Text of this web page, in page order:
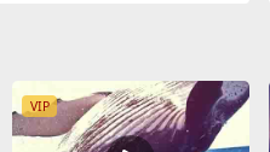
VIP